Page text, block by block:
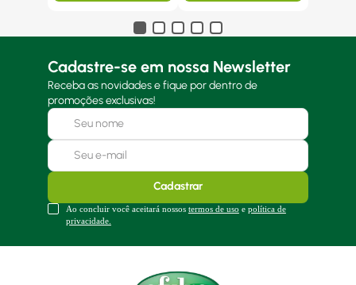
Cadastre-se em nossa Newsletter
Receba as novidades e fique por dentro de
promoções exclusivas!
Cadastrar
Ao concluir você aceitará nossos termos de uso e política de
privacidade.